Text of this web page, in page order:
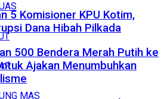
MAS
5 Komisioner KPU Kotim,
Dana Hibah Pilkada
500 Bendera Merah Putih ke
Ajakan Menumbuhkan